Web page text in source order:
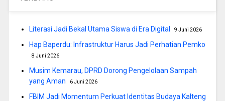
Literasi Jadi Bekal Utama Siswa di Era Digital 9 Juni 2026
Hap Baperdu: Infrastruktur Harus Jadi Perhatian Pemko
8 Juni 2026
Musim Kemarau, DPRD Dorong Pengelolaan Sampah
yang Aman
6 Juni 2026
FBIM Jadi Momentum Perkuat Identitas Budaya Kalteng